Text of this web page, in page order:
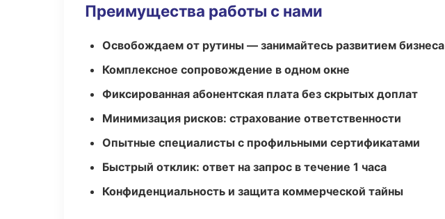
Преимущества работы с нами
Освобождаем от рутины — занимайтесь развитием бизнеса
Комплексное сопровождение в одном окне
Фиксированная абонентская плата без скрытых доплат
Минимизация рисков: страхование ответственности
Опытные специалисты с профильными сертификатами
Быстрый отклик: ответ на запрос в течение 1 часа
Конфиденциальность и защита коммерческой тайны